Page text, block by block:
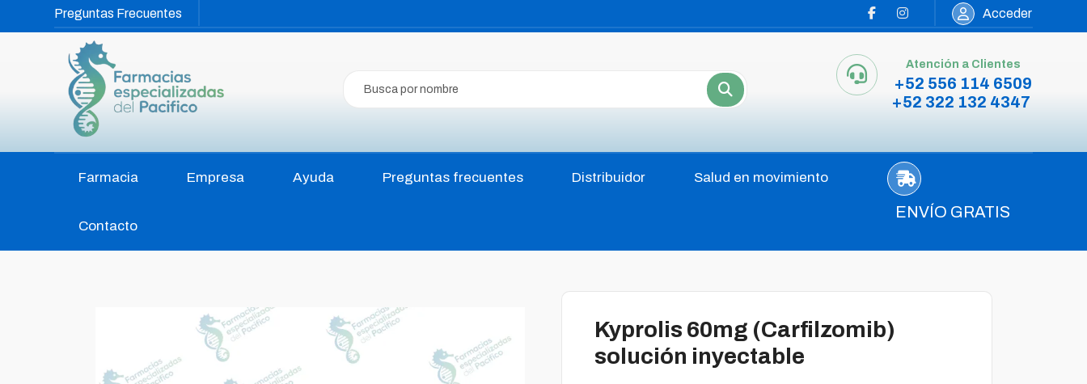
Preguntas Frecuentes Acceder
Atención a Clientes
+52 556 114 6509
+52 322 132 4347
Farmacia Empresa Ayuda Preguntas frecuentes Distribuidor Salud en movimiento
Contacto
ENVÍO GRATIS
Kyprolis 60mg (Carfilzomib)
solución inyectable